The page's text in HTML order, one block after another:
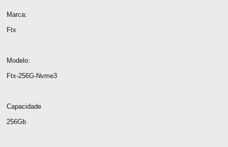
Marca:
Ftx
Modelo:
Ftx-256G-Nvme3
Capacidade
256Gb